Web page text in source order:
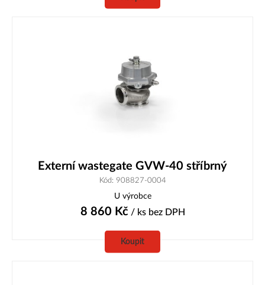
Externí wastegate GVW-40 stříbrný
Kód: 908827-0004
U výrobce
8 860 Kč/ ks bez DPH
Koupit